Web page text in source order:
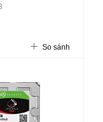
So sánh